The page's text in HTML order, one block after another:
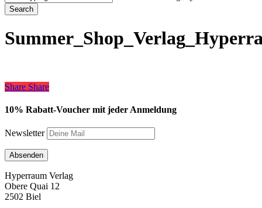
Search
Search
Share
Share Share
10% Rabatt-Voucher mit jeder Anmeldung
Newsletter
Hyperraum Verlag
Obere Quai 12
2502 Biel